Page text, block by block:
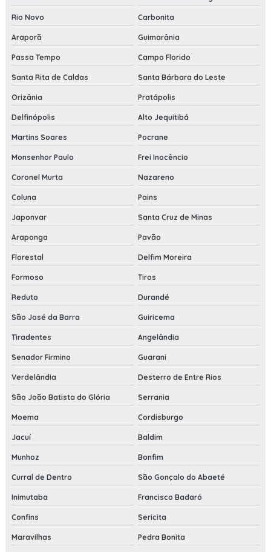
Rio Novo Carbonita
Araporã Guimarânia
Passa Tempo Campo Florido
Santa Rita de Caldas Santa Bárbara do Leste
Orizânia Pratápolis
Delfinópolis Alto Jequitibá
Martins Soares Pocrane
Monsenhor Paulo Frei Inocêncio
Coronel Murta Nazareno
Coluna Pains
Japonvar Santa Cruz de Minas
Araponga Pavão
Florestal Delfim Moreira
Formoso Tiros
Reduto Durandé
São José da Barra Guiricema
Tiradentes Angelândia
Senador Firmino Guarani
Verdelândia Desterro de Entre Rios
São João Batista do Glória Serrania
Moema Cordisburgo
Jacuí Baldim
Munhoz Bonfim
Curral de Dentro São Gonçalo do Abaeté
Inimutaba Francisco Badaró
Confins Sericita
Maravilhas Pedra Bonita